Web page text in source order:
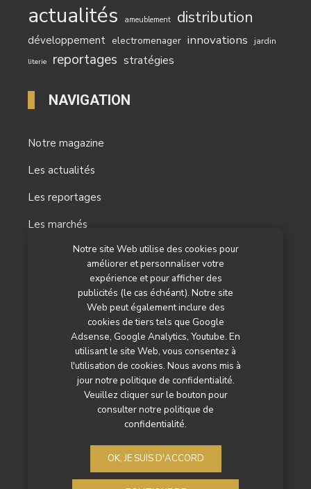
Notre site Web utilise des cookies pour
améliorer et personnaliser votre
expérience et pour afficher des
publicités (le cas échéant). Notre site
Web peut également inclure des
cookies de tiers tels que Google
Adsense, Google Analytics, Youtube. En
utilisant le site Web, vous consentez à
l'utilisation de cookies. Nous avons mis à
jour notre politique de confidentialité.
Veuillez cliquer sur le bouton pour
consulter notre politique de
confidentialité.
OK, JE SUIS D'ACCORD
actualités ameublement distribution
développement electromenager innovations jardin
literie reportages stratégies
NAVIGATION
Notre magazine
Les actualités
Les reportages
Les marchés
Nos autres titres
Qui sommes-nous ?
Contactez-nous
Mentions légales
Politique de confidentialité